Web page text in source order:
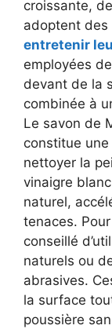
croissante,
adoptent des
entretenir
employées
devant de la
combinée à
Le savon de
constitue
nettoyer la
vinaigre
naturel,
tenaces.
conseillé
naturels ou
abrasives.
la surface
poussière